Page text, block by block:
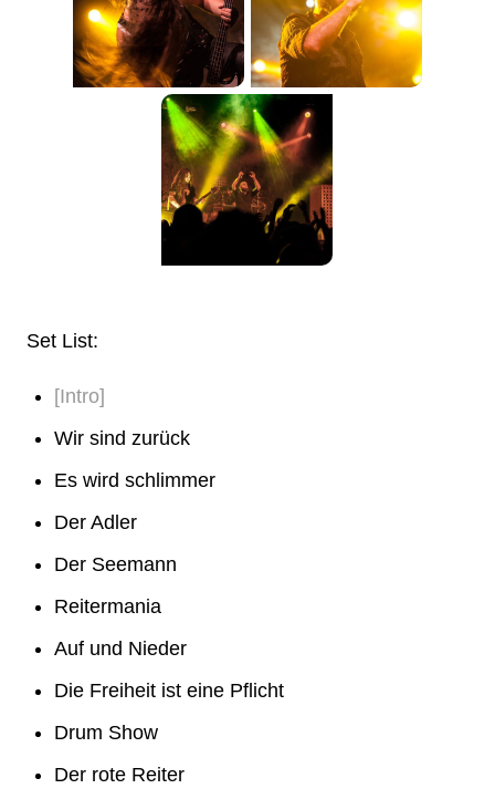
Set List:
[Intro]
Wir sind zurück
Es wird schlimmer
Der Adler
Der Seemann
Reitermania
Auf und Nieder
Die Freiheit ist eine Pflicht
Drum Show
Der rote Reiter